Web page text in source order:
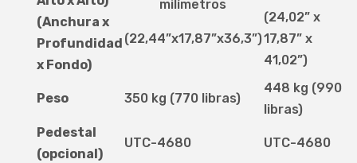
(Anchura x
Profundidad
x Fondo)
milímetros
(22,44”x17,87”x36,3”)
(24,02” x
17,87” x
41,02”)
Peso 350 kg (770 libras)
448 kg (990
libras)
Pedestal
(opcional)
UTC-4680 UTC-4680